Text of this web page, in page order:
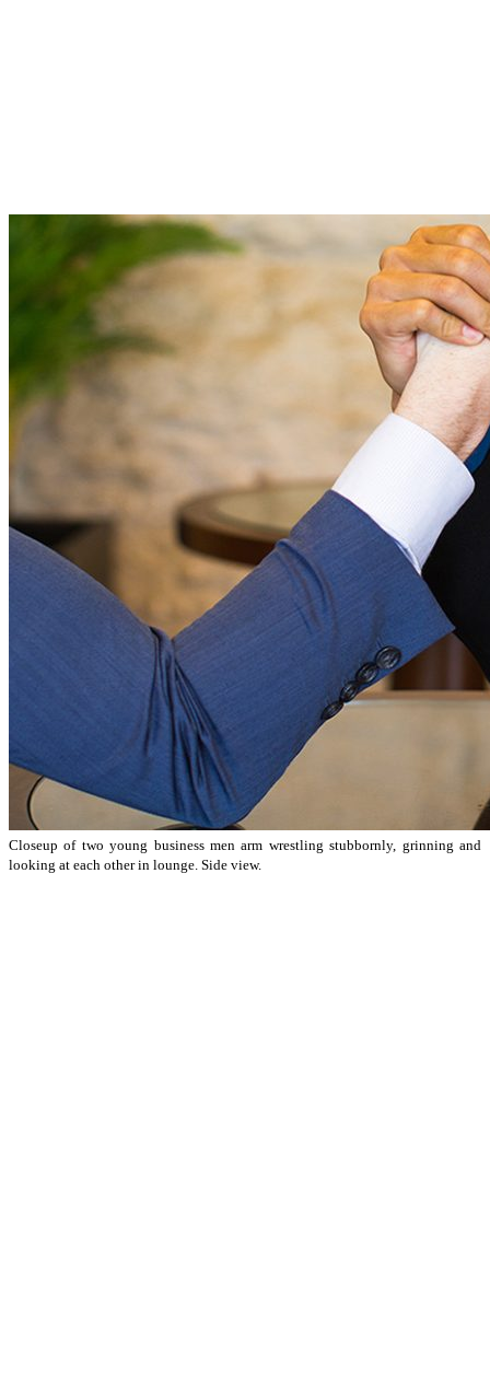
Closeup of two young business men arm wrestling stubbornly, grinning and
looking at each other in lounge. Side view.